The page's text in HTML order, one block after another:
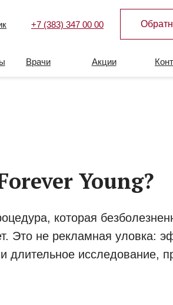
+7 (383) 347 00 00
Врачи Акции
Young?
которая
Это не рекламная уловка:
длительное исследование,